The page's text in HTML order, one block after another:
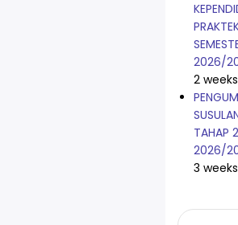
2026/
2
TAHAP
2026/
3
Search